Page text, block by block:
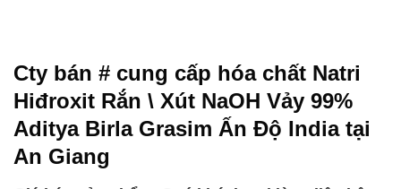
Cty bán # cung cấp hóa chất Natri
Hiđroxit Rắn \ Xút NaOH Vảy 99%
Aditya Birla Grasim Ấn Độ India tại
An Giang